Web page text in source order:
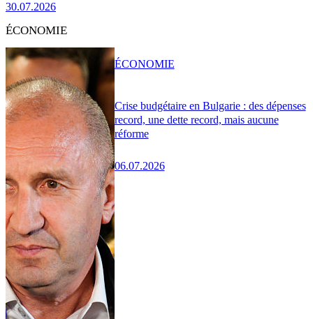
30.07.2026
ÉCONOMIE
Crise budgétaire en Bulgarie : des dépenses
record, une dette record, mais aucune
réforme
06.07.2026
ÉCONOMIE